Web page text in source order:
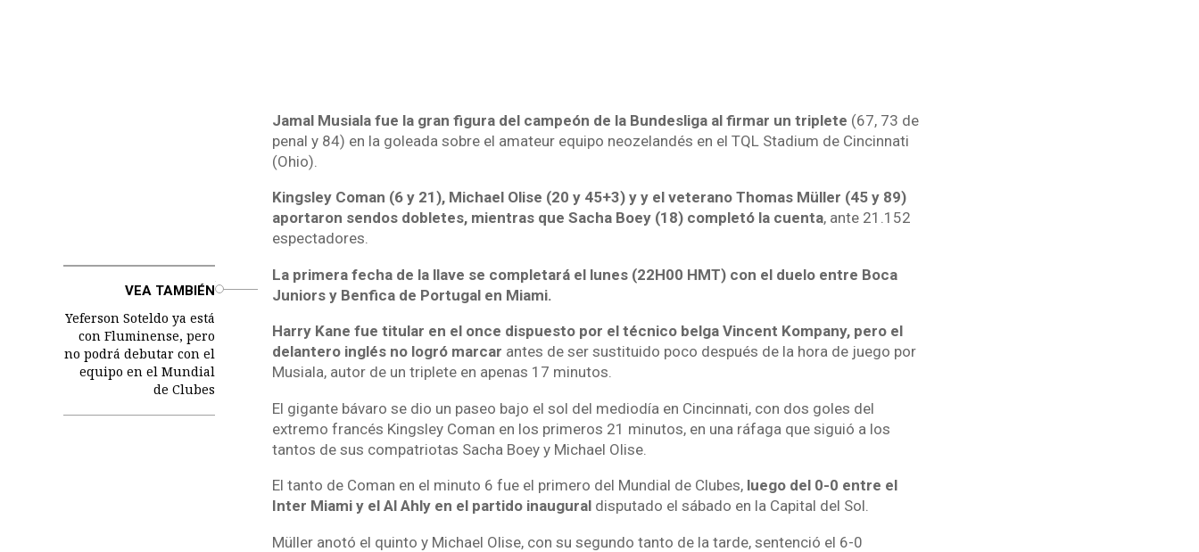
Jamal Musiala fue la gran figura del campeón de la Bundesliga al firmar un triplete (67, 73 de
penal y 84) en la goleada sobre el amateur equipo neozelandés en el TQL Stadium de Cincinnati
(Ohio).
Kingsley Coman (6 y 21), Michael Olise (20 y 45+3) y y el veterano Thomas Müller (45 y 89)
aportaron sendos dobletes, mientras que Sacha Boey (18) completó la cuenta, ante 21.152
espectadores.
VEA TAMBIÉN
Yeferson Soteldo ya está
con Fluminense, pero
no podrá debutar con el
equipo en el Mundial
de Clubes
La primera fecha de la llave se completará el lunes (22H00 HMT) con el duelo entre Boca
Juniors y Benfica de Portugal en Miami.
Harry Kane fue titular en el once dispuesto por el técnico belga Vincent Kompany, pero el
delantero inglés no logró marcar antes de ser sustituido poco después de la hora de juego por
Musiala, autor de un triplete en apenas 17 minutos.
El gigante bávaro se dio un paseo bajo el sol del mediodía en Cincinnati, con dos goles del
extremo francés Kingsley Coman en los primeros 21 minutos, en una ráfaga que siguió a los
tantos de sus compatriotas Sacha Boey y Michael Olise.
El tanto de Coman en el minuto 6 fue el primero del Mundial de Clubes,luego del 0-0 entre el
Inter Miami y el Al Ahly en el partido inauguraldisputado el sábado en la Capital del Sol.
Müller anotó el quinto y Michael Olise, con su segundo tanto de la tarde, sentenció el 6-0